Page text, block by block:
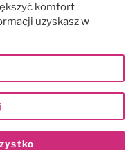
komfort
uzyskasz w